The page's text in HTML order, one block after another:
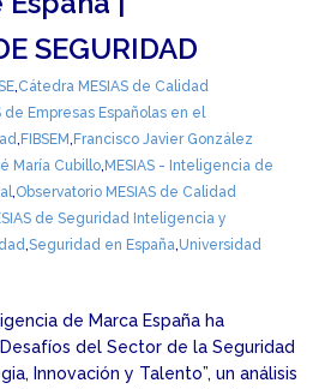
SEGURIDAD
,Cátedra MESIAS de Calidad
de Empresas Españolas en el
, FIBSEM, Francisco Javier González
María Cubillo, MESIAS - Inteligencia de
,Observatorio MESIAS de Calidad
de Seguridad Inteligencia y
,Seguridad en España,Universidad
de Marca España ha
del Sector de la Seguridad
Innovación y Talento”, un análisis